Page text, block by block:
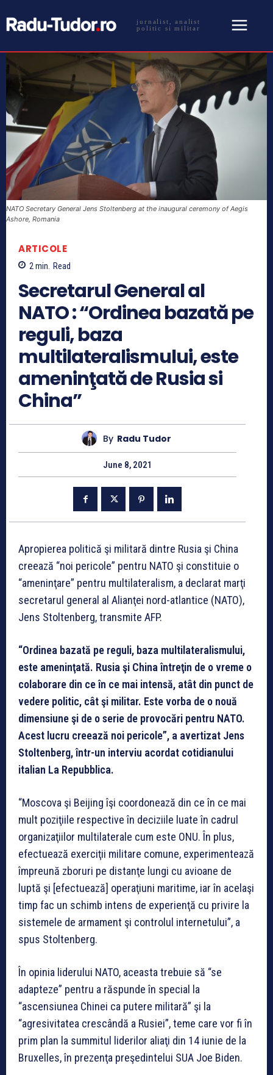
jurnalist, analist
politic si militar
NATO Secretary General Jens Stoltenberg at the inaugural ceremony of Aegis
Ashore, Romania
ARTICOLE
2min. Read
Secretarul General al
NATO : “Ordinea bazată pe
reguli, baza
multilateralismului, este
ameninţată de Rusia si
China”
By Radu Tudor
June 8, 2021
Apropierea politică şi militară dintre Rusia şi China
creează “noi pericole” pentru NATO şi constituie o
“ameninţare” pentru multilateralism, a declarat marţi
secretarul general al Alianţei nord-atlantice (NATO),
Jens Stoltenberg, transmite AFP.
“Ordinea bazată pe reguli, baza multilateralismului,
este ameninţată. Rusia şi China întreţin de o vreme o
colaborare din ce în ce mai intensă, atât din punct de
vedere politic, cât şi militar. Este vorba de o nouă
dimensiune şi de o serie de provocări pentru NATO.
Acest lucru creează noi pericole”, a avertizat Jens
Stoltenberg, într-un interviu acordat cotidianului
italian La Repubblica.
“Moscova şi Beijing îşi coordonează din ce în ce mai
mult poziţiile respective în deciziile luate în cadrul
organizaţiilor multilaterale cum este ONU. În plus,
efectuează exerciţii militare comune, experimentează
împreună zboruri pe distanţe lungi cu avioane de
luptă şi [efectuează] operaţiuni maritime, iar în acelaşi
timp fac un schimb intens de experienţă cu privire la
sistemele de armament şi controlul internetului”, a
spus Stoltenberg.
În opinia liderului NATO, aceasta trebuie să “se
adapteze” pentru a răspunde în special la
“ascensiunea Chinei ca putere militară” şi la
“agresivitatea crescândă a Rusiei”, teme care vor fi în
prim plan la summitul liderilor aliaţi din 14 iunie de la
Bruxelles, în prezenţa preşedintelui SUA Joe Biden.